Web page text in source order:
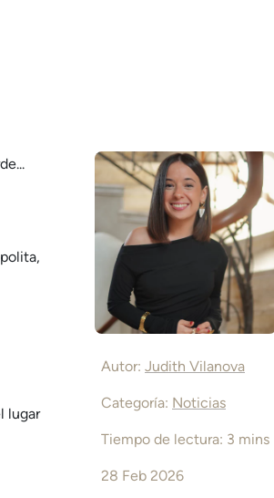
lugar
Autor: Judith Vilanova
Categoría: Noticias
Tiempo de lectura: 3 mins
28 Feb 2026